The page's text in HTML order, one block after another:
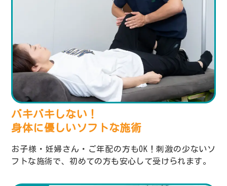
バキバキしない！
身体に優しいソフトな施術
お子様・妊婦さん・ご年配の方もOK！刺激の少ないソ
フトな施術で、初めての方も安心して受けられます。